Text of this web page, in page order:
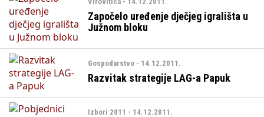
Započelo uređenje dječjeg igrališta u
Južnom bloku
Gospodarstvo - 14.12.2011.
Razvitak strategije LAG-a Papuk
Izbori 2011 - 14.12.2011.